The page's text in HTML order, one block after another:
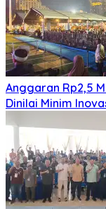
Anggaran Rp2,5
Dinilai Minim